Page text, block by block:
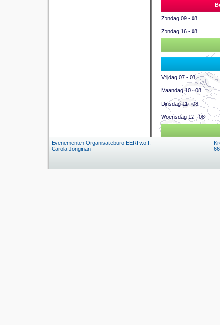
Zondag 09 - 08
Zondag 16 - 08
Vrijdag 07 - 08
Maandag 10 - 08
Dinsdag 11 - 08
Woensdag 12 - 08
Evenementen Organisatieburo EERI v.o.f.
Carola Jongman